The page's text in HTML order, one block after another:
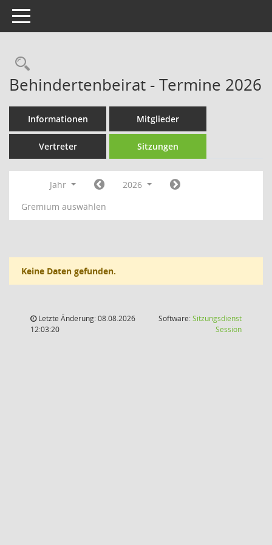
Toggle navigation
Rechercheauswahl
Behindertenbeirat - Termine 2026
Informationen Mitglieder
Vertreter Sitzungen
Jahr
2026
Gremium auswählen
Keine Daten gefunden.
Letzte Änderung: 08.08.2026
12:03:20
Software:Sitzungsdienst
Session(Wird in